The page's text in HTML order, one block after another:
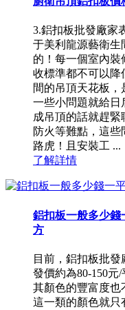
3.鋁扣板批發廠家
于美利龍源藝衛生
的！每一個室內
收標準都不可以降
間的吊頂天花板
一些小問題就給日
成吊頂的話就趕
防火等難點，這
路虎！且安裝工 ...
了解詳情
鋁扣板一般多少錢
方
目前，鋁扣板批
發價約為80-150元
其顏色的豐富度也
這一類的顏色就只